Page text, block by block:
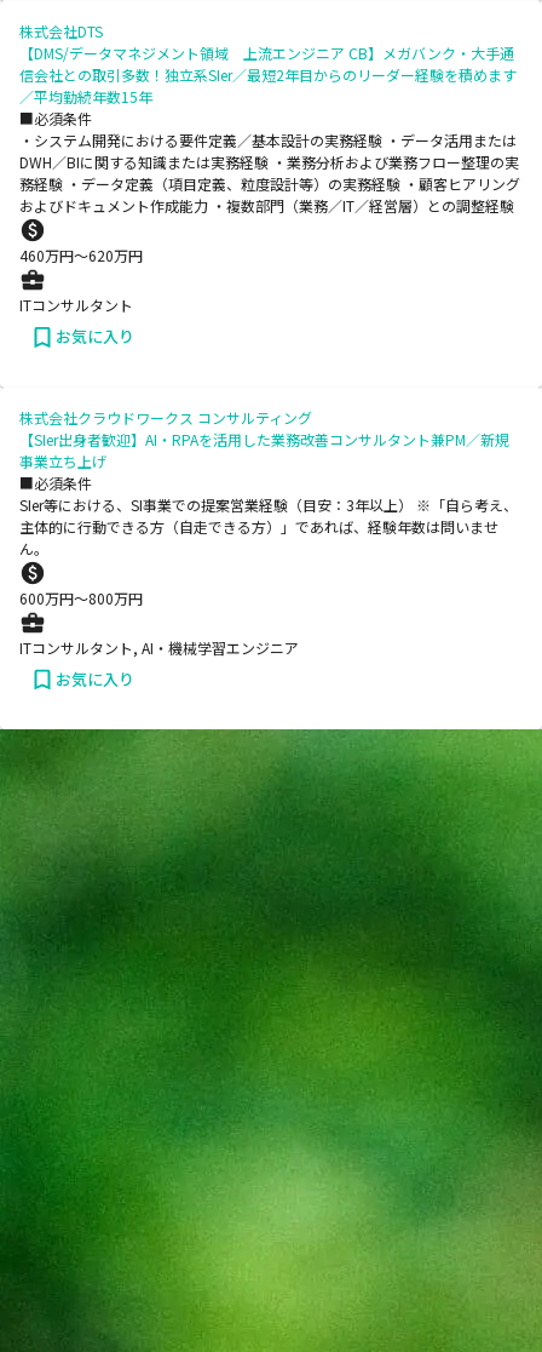
株式会社DTS
【DMS/データマネジメント領域 上流エンジニア CB】メガバンク・大手通
信会社との取引多数！独立系SIer／最短2年目からのリーダー経験を積めます
／平均勤続年数15年
■必須条件
・システム開発における要件定義／基本設計の実務経験 ・データ活用または
DWH／BIに関する知識または実務経験 ・業務分析および業務フロー整理の実
務経験 ・データ定義（項目定義、粒度設計等）の実務経験 ・顧客ヒアリング
およびドキュメント作成能力 ・複数部門（業務／IT／経営層）との調整経験
460万円〜620万円
ITコンサルタント
お気に入り
株式会社クラウドワークス コンサルティング
【SIer出身者歓迎】AI・RPAを活用した業務改善コンサルタント兼PM／新規
事業立ち上げ
■必須条件
SIer等における、SI事業での提案営業経験（目安：3年以上） ※「自ら考え、
主体的に行動できる方（自走できる方）」であれば、経験年数は問いませ
ん。
600万円〜800万円
ITコンサルタント, AI・機械学習エンジニア
お気に入り